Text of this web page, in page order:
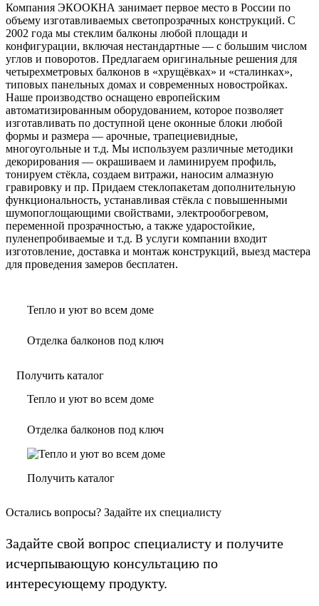
Компания ЭКООКНА занимает первое место в России по
объему изготавливаемых светопрозрачных конструкций. С
2002 года мы стеклим балконы любой площади и
конфигурации, включая нестандартные — с большим числом
углов и поворотов. Предлагаем оригинальные решения для
четырехметровых балконов в «хрущёвках» и «сталинках»,
типовых панельных домах и современных новостройках.
Наше производство оснащено европейским
автоматизированным оборудованием, которое позволяет
изготавливать по доступной цене оконные блоки любой
формы и размера — арочные, трапециевидные,
многоугольные и т.д. Мы используем различные методики
декорирования — окрашиваем и ламинируем профиль,
тонируем стёкла, создаем витражи, наносим алмазную
гравировку и пр. Придаем стеклопакетам дополнительную
функциональность, устанавливая стёкла с повышенными
шумопоглощающими свойствами, электрообогревом,
переменной прозрачностью, а также ударостойкие,
пуленепробиваемые и т.д. В услуги компании входит
изготовление, доставка и монтаж конструкций, выезд мастера
для проведения замеров бесплатен.
Тепло и уют во всем доме
Отделка балконов под ключ
Получить каталог
Тепло и уют во всем доме
Отделка балконов под ключ
Получить каталог
Остались вопросы? Задайте их специалисту
Задайте свой вопрос специалисту и получите
исчерпывающую консультацию по
интересующему продукту.